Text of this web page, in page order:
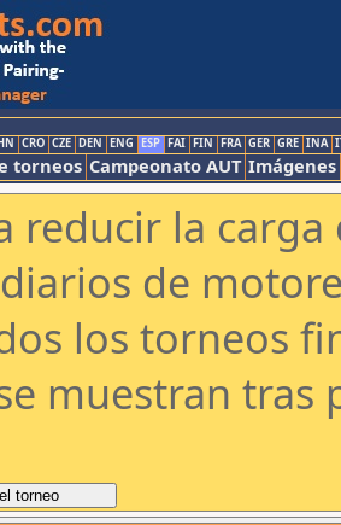
CRO CZE DEN ENG ESP FAI FIN FRA GER GRE INA
torneos Campeonato AUT Imágenes
reducir la
de
los torneos
muestran tras